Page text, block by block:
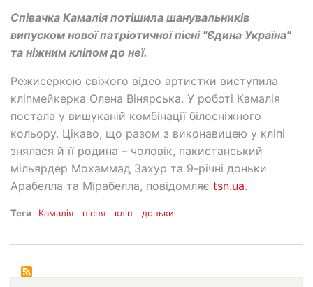
Співачка Камалія потішила шанувальників
випуском нової патріотичної пісні "Єдина Україна"
та ніжним кліпом до неї.
Режисеркою свіжого відео артистки виступила
кліпмейкерка Олена Вінярська. У роботі Камалія
постала у вишуканій комбінації білосніжного
кольору. Цікаво, що разом з виконавицею у кліпі
знялася й її родина – чоловік, пакистанський
мільярдер Мохаммад Захур та 9-річні доньки
Арабелла та Мірабелла, повідомляє tsn.ua.
Теги Камалія пісня кліп доньки